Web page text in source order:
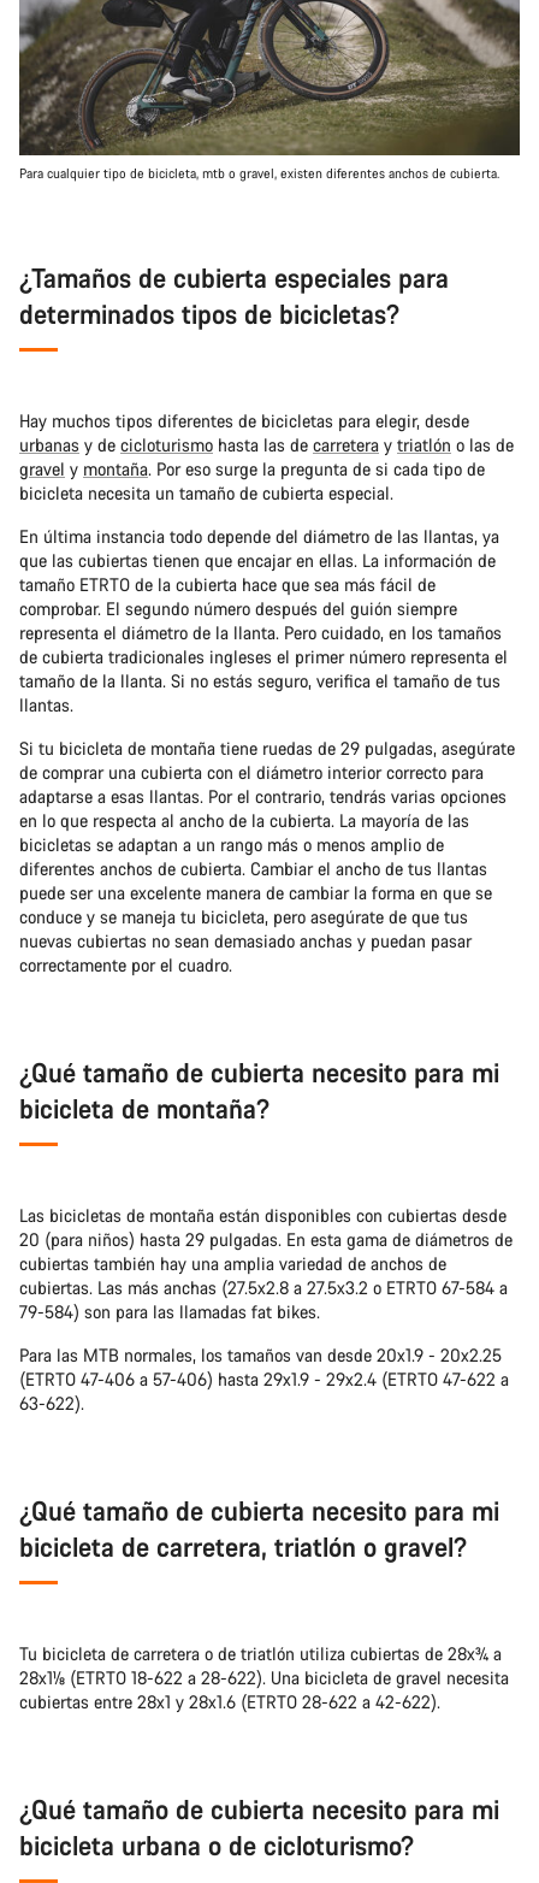
Para cualquier tipo de bicicleta, mtb o gravel, existen diferentes anchos de cubierta.
¿Tamaños de cubierta especiales para
determinados tipos de bicicletas?
Hay muchos tipos diferentes de bicicletas para elegir, desde
urbanas y de cicloturismo hasta las de carretera y triatlón o las de
gravel y montaña. Por eso surge la pregunta de si cada tipo de
bicicleta necesita un tamaño de cubierta especial.
En última instancia todo depende del diámetro de las llantas, ya
que las cubiertas tienen que encajar en ellas. La información de
tamaño ETRTO de la cubierta hace que sea más fácil de
comprobar. El segundo número después del guión siempre
representa el diámetro de la llanta. Pero cuidado, en los tamaños
de cubierta tradicionales ingleses el primer número representa el
tamaño de la llanta. Si no estás seguro, verifica el tamaño de tus
llantas.
Si tu bicicleta de montaña tiene ruedas de 29 pulgadas, asegúrate
de comprar una cubierta con el diámetro interior correcto para
adaptarse a esas llantas. Por el contrario, tendrás varias opciones
en lo que respecta al ancho de la cubierta. La mayoría de las
bicicletas se adaptan a un rango más o menos amplio de
diferentes anchos de cubierta. Cambiar el ancho de tus llantas
puede ser una excelente manera de cambiar la forma en que se
conduce y se maneja tu bicicleta, pero asegúrate de que tus
nuevas cubiertas no sean demasiado anchas y puedan pasar
correctamente por el cuadro.
¿Qué tamaño de cubierta necesito para mi
bicicleta de montaña?
Las bicicletas de montaña están disponibles con cubiertas desde
20 (para niños) hasta 29 pulgadas. En esta gama de diámetros de
cubiertas también hay una amplia variedad de anchos de
cubiertas. Las más anchas (27.5x2.8 a 27.5x3.2 o ETRTO 67-584 a
79-584) son para las llamadas fat bikes.
Para las MTB normales, los tamaños van desde 20x1.9 - 20x2.25
(ETRTO 47-406 a 57-406) hasta 29x1.9 - 29x2.4 (ETRTO 47-622 a
63-622).
¿Qué tamaño de cubierta necesito para mi
bicicleta de carretera, triatlón o gravel?
Tu bicicleta de carretera o de triatlón utiliza cubiertas de 28x¾ a
28x1⅛ (ETRTO 18-622 a 28-622). Una bicicleta de gravel necesita
cubiertas entre 28x1 y 28x1.6 (ETRTO 28-622 a 42-622).
¿Qué tamaño de cubierta necesito para mi
bicicleta urbana o de cicloturismo?